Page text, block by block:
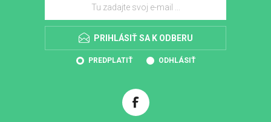
PRIHLÁSIŤ SA K ODBERU
PREDPLATIŤ ODHLÁSIŤ